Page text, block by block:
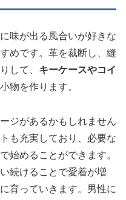
味が出る風合いが好きな
めです。革を裁断し、縫
して、 キーケースやコイ
物を作ります。
ジがあるかもしれません
も充実しており、必要な
始めることができます。
続けることで愛着が増
育っていきます。男性に